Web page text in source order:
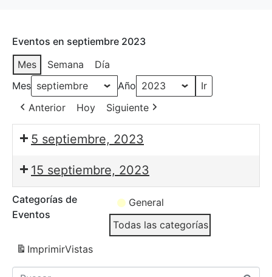
Eventos en septiembre 2023
Mes
Semana
Día
Mes
Año
Anterior
Hoy Siguiente
5 septiembre, 2023
15 septiembre, 2023
Categorías de
Eventos
General
Todas las categorías
ImprimirVistas